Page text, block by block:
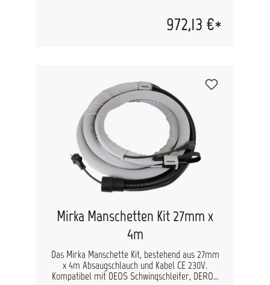
automatische Filterbereinigung. Größere Rollen
sorgen für eine bessere Manövrierbarkeit auf
(VAC): 220-240 Gewicht (kg): 14.5 Lautstärke, LpA
(dB): 60 Drehfrequenz (Hz): 50/60 Abmessung
LxBxH (mm): 565 x 385 x 565 Luftmenge (l/min):
4500 Vakuum (mbar): 250 Fassungsvermögen (l):
972,13 €*
Mirka Manschetten Kit 27mm x
4m
Das Mirka Manschette Kit, bestehend aus 27mm
x 4m Absaugschlauch und Kabel CE 230V.
Kompatibel mit DEOS Schwingschleifer, DEROS